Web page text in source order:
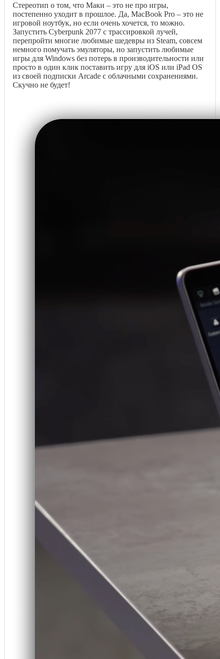
Стереотип о том, что Маки – это не про игры,
постепенно уходит в прошлое. Да, MacBook Pro – это не
игровой ноутбук, но если очень хочется, то можно.
Запустить Cyberpunk 2077 с трассировкой лучей,
перепройти многие любимые шедевры из Steam, совсем
немного помучать эмуляторы, но запустить любимые
игры для Windows без потерь в производительности или
просто в один клик поставить игру для iOS или iPad OS
из своей подписки Arcade с облачными сохранениями.
Скучно не будет!